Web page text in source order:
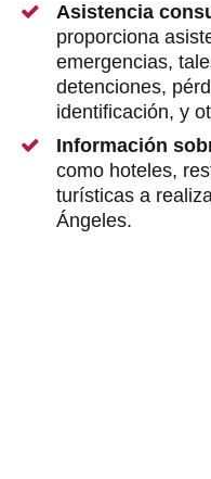
Asistencia
proporciona
emergencias,
detenciones,
identificación, y
Información
como hoteles,
turísticas a
Ángeles.